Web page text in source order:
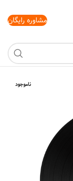
مشاوره رایگان
ناموجود